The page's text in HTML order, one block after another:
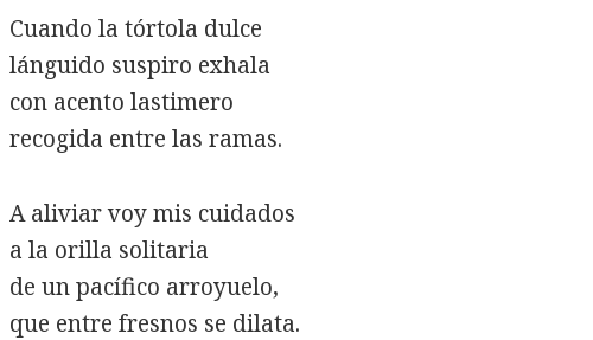
Cuando la tórtola dulce
lánguido suspiro exhala
con acento lastimero
recogida entre las ramas.
A aliviar voy mis cuidados
a la orilla solitaria
de un pacífico arroyuelo,
que entre fresnos se dilata.